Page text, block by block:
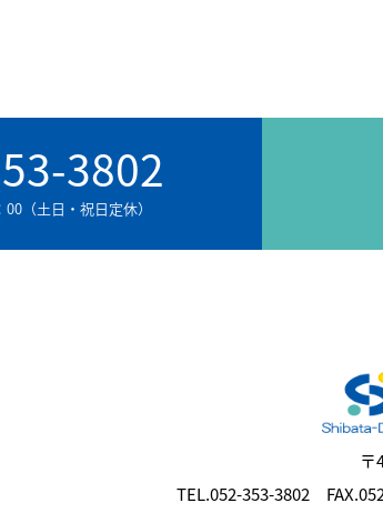
3802
（土日・祝日定休）
〒
TEL.052-353-3802